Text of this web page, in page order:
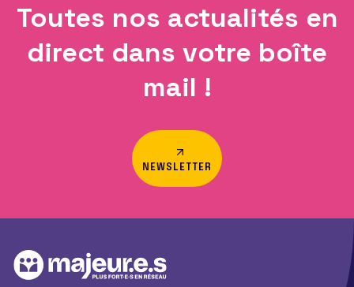
Toutes nos actualités en
direct dans votre boîte
mail !
NEWSLETTER